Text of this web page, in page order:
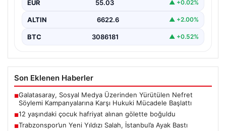
EUR 55.03 ▲ +0.02%
ALTIN 6622.6 ▲ +2.00%
BTC 3086181 ▲ +0.52%
Son Eklenen Haberler
■Galatasaray, Sosyal Medya Üzerinden Yürütülen Nefret
Söylemi Kampanyalarına Karşı Hukuki Mücadele Başlattı
■12 yaşındaki çocuk hafriyat alınan gölette boğuldu
■Trabzonspor’un Yeni Yıldızı Salah, İstanbul’a Ayak Bastı